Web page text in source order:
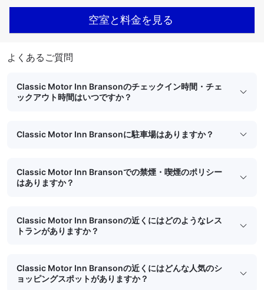
空室と料金を見る
よくあるご質問
Classic Motor Inn Bransonのチェックイン時間・チェ
ックアウト時間はいつですか？
Classic Motor Inn Bransonに駐車場はありますか？
Classic Motor Inn Bransonでの禁煙・喫煙のポリシー
はありますか？
Classic Motor Inn Bransonの近くにはどのようなレス
トランがありますか？
Classic Motor Inn Bransonの近くにはどんな人気のシ
ョッピングスポットがありますか？